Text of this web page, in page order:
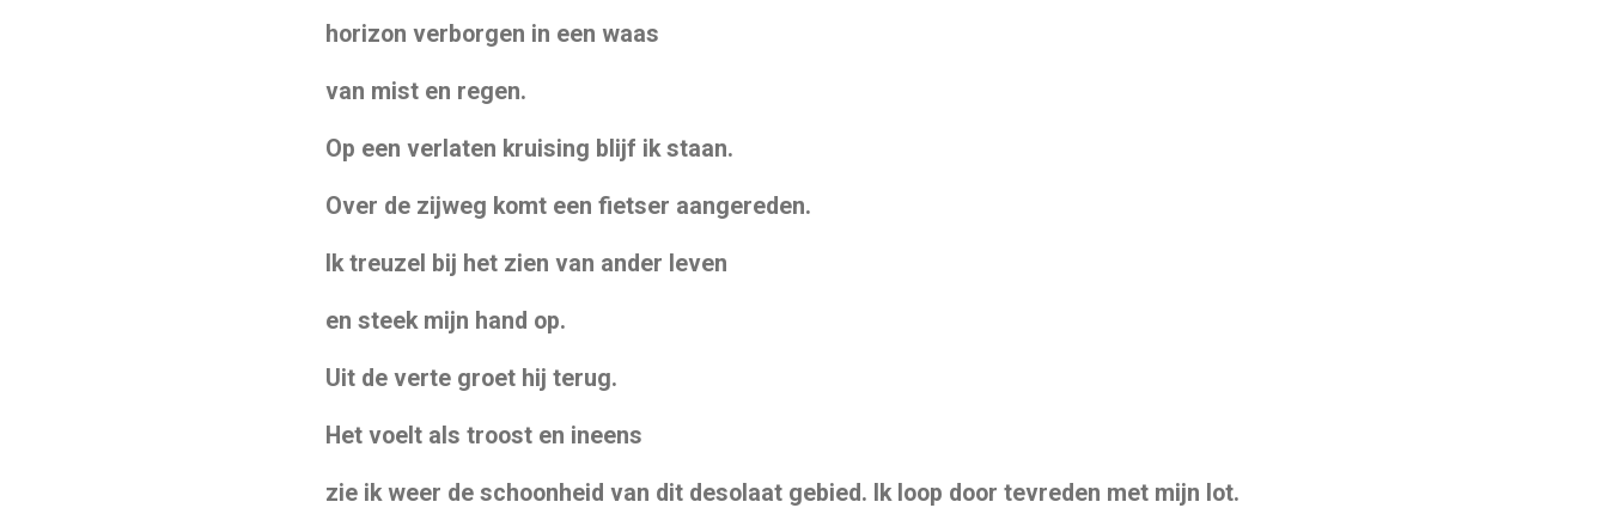
horizon verborgen in een waas
van mist en regen.
Op een verlaten kruising blijf ik staan.
Over de zijweg komt een fietser aangereden.
Iktreuzel bij het zien van ander leven
en steek mijn hand op.
Uit de verte groet hij terug.
Het voelt als troost en ineens
zie ik weer de schoonheid van dit desolaat gebied. Ik loop door tevreden met mijn lot.